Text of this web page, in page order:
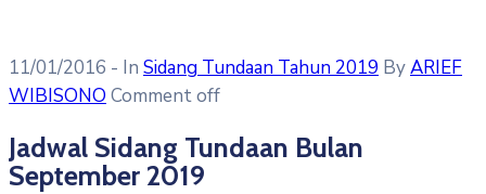
11/01/2016 - In Sidang Tundaan Tahun 2019 ByARIEF
WIBISONO Comment off
Jadwal Sidang Tundaan Bulan
September 2019